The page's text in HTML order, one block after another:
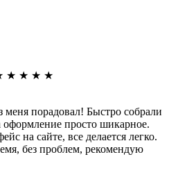
★ ★ ★ ★
меня порадовал! Быстро собрали
оформление просто шикарное.
на сайте, все делается легко.
без проблем, рекомендую